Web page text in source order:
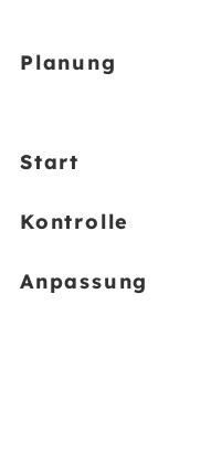
Planung
Start
Kontrolle
Anpassung